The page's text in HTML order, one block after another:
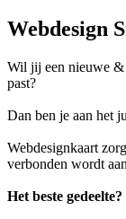
Webdesign
Wil jij een nieuwe
past?
Dan ben je aan het
Webdesignkaart
verbonden wordt
Het beste gedeelte?